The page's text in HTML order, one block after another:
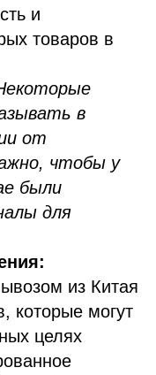
и
товаров в
в
от
чтобы у
были
для
из Китая
которые могут
целях